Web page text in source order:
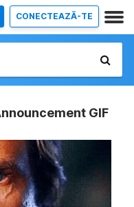
CONECTEAZĂ-TE
GIF